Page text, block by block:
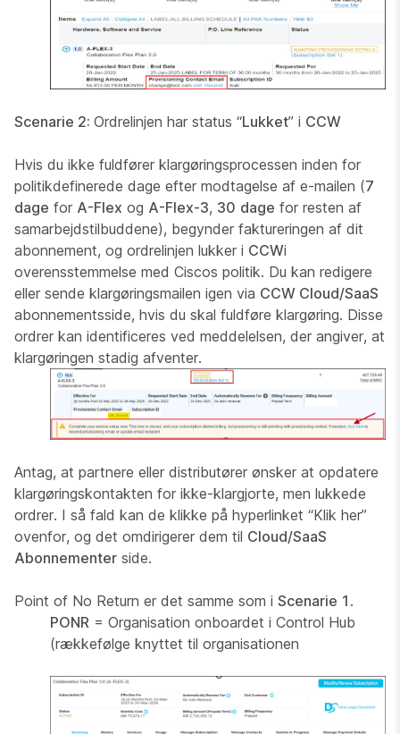
Scenarie 2: Ordrelinjen har status “Lukket” i CCW
Hvis du ikke fuldfører klargøringsprocessen inden for
politikdefinerede dage efter modtagelse af e-mailen (7
dage for A-Flex og A-Flex-3, 30 dage for resten af
samarbejdstilbuddene), begynder faktureringen af dit
abonnement, og ordrelinjen lukker i CCWi
overensstemmelse med Ciscos politik. Du kan redigere
eller sende klargøringsmailen igen via CCW Cloud/SaaS
abonnementsside, hvis du skal fuldføre klargøring. Disse
ordrer kan identificeres ved meddelelsen, der angiver, at
klargøringen stadig afventer.
Antag, at partnere eller distributører ønsker at opdatere
klargøringskontakten for ikke-klargjorte, men lukkede
ordrer. I så fald kan de klikke på hyperlinket “Klik her”
ovenfor, og det omdirigerer dem til Cloud/SaaS
Abonnementer side.
Point of No Return er det samme som i Scenarie 1 .
PONR = Organisation onboardet i Control Hub
(rækkefølge knyttet til organisationen